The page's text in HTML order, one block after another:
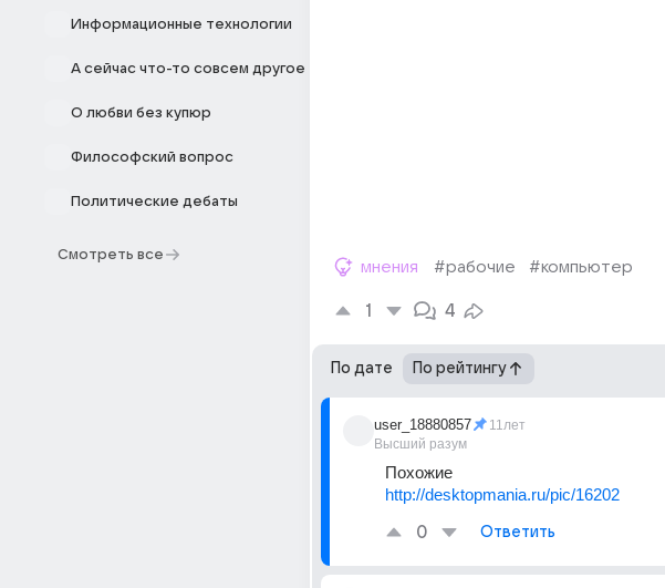
Информационные технологии
А сейчас что-то совсем другое
О любви без купюр
Философский вопрос
Политические дебаты
Смотреть все
мнения #рабочие #компьютер
1 4
По дате По рейтингу
user_18880857
Высший разум
11лет
Похожие
http://desktopmania.ru/pic/16202
0 Ответить